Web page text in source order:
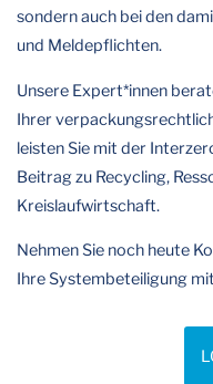
sondern auch bei den
und Meldepflichten.
Unsere Expert*innen
Ihrer
leisten Sie mit der
Beitrag zu Recycling,
Kreislaufwirtschaft.
Nehmen Sie noch heute
Ihre Systembeteiligung